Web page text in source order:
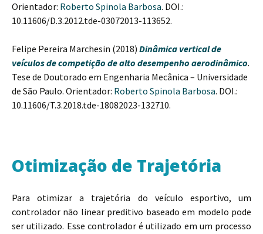
Orientador: Roberto Spinola Barbosa. DOI.:
10.11606/D.3.2012.tde-03072013-113652.
Felipe Pereira Marchesin (2018) Dinâmica vertical de
veículos de competição de alto desempenho aerodinâmico.
Tese de Doutorado em Engenharia Mecânica – Universidade
de São Paulo. Orientador: Roberto Spinola Barbosa. DOI.:
10.11606/T.3.2018.tde-18082023-132710.
Otimização de Trajetória
Para otimizar a trajetória do veículo esportivo, um
controlador não linear preditivo baseado em modelo pode
ser utilizado. Esse controlador é utilizado em um processo